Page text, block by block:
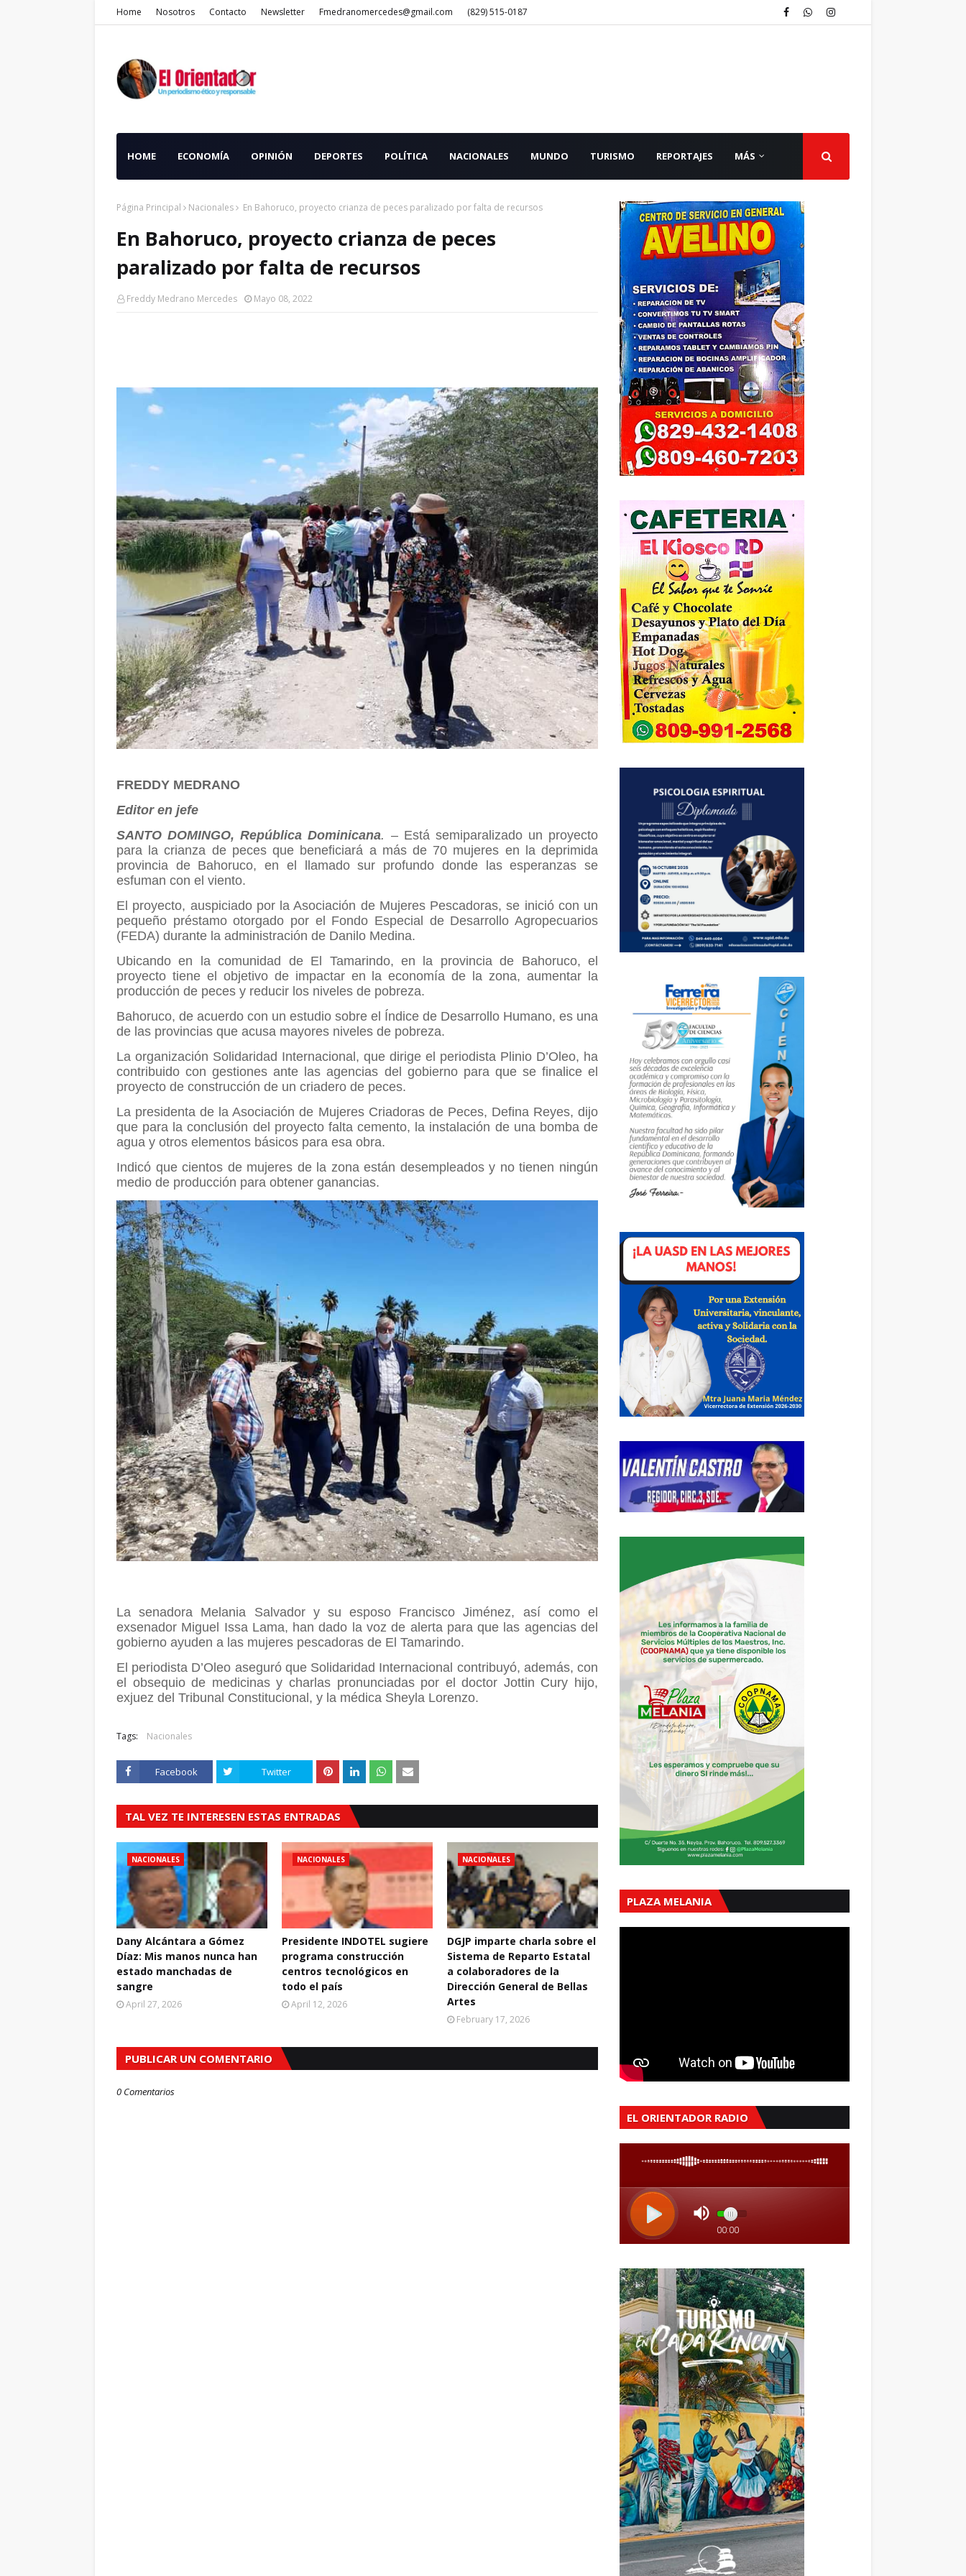
Home Nosotros Contacto Newsletter Fmedranomercedes@gmail.com (829) 515-0187
HOME ECONOMÍA OPINIÓN DEPORTES POLÍTICA NACIONALES MUNDO TURISMO REPORTAJES MÁS
Página Principal Nacionales En Bahoruco, proyecto crianza de peces paralizado por falta de recursos
En Bahoruco, proyecto crianza de peces
paralizado por falta de recursos
Freddy Medrano Mercedes Mayo 08, 2022
FREDDY MEDRANO
Editor en jefe
SANTO DOMINGO, República Dominicana. – Está semiparalizado un proyecto
para la crianza de peces que beneficiará a más de 70 mujeres en la deprimida
provincia de Bahoruco, en el llamado sur profundo donde las esperanzas se
esfuman con el viento.
El proyecto, auspiciado por la Asociación de Mujeres Pescadoras, se inició con un
pequeño préstamo otorgado por el Fondo Especial de Desarrollo Agropecuarios
(FEDA) durante la administración de Danilo Medina.
Ubicando en la comunidad de El Tamarindo, en la provincia de Bahoruco, el
proyecto tiene el objetivo de impactar en la economía de la zona, aumentar la
producción de peces y reducir los niveles de pobreza.
Bahoruco, de acuerdo con un estudio sobre el Índice de Desarrollo Humano, es una
de las provincias que acusa mayores niveles de pobreza.
La organización Solidaridad Internacional, que dirige el periodista Plinio D’Oleo, ha
contribuido con gestiones ante las agencias del gobierno para que se finalice el
proyecto de construcción de un criadero de peces.
La presidenta de la Asociación de Mujeres Criadoras de Peces, Defina Reyes, dijo
que para la conclusión del proyecto falta cemento, la instalación de una bomba de
agua y otros elementos básicos para esa obra.
Indicó que cientos de mujeres de la zona están desempleados y no tienen ningún
medio de producción para obtener ganancias.
La senadora Melania Salvador y su esposo Francisco Jiménez, así como el
exsenador Miguel Issa Lama, han dado la voz de alerta para que las agencias del
gobierno ayuden a las mujeres pescadoras de El Tamarindo.
El periodista D’Oleo aseguró que Solidaridad Internacional contribuyó, además, con
el obsequio de medicinas y charlas pronunciadas por el doctor Jottin Cury hijo,
exjuez del Tribunal Constitucional, y la médica Sheyla Lorenzo.
Tags: Nacionales
Facebook Twitter
TAL VEZ TE INTERESEN ESTAS ENTRADAS
NACIONALES
Dany Alcántara a Gómez
Díaz: Mis manos nunca han
estado manchadas de
sangre
April 27, 2026
NACIONALES
Presidente INDOTEL sugiere
programa construcción
centros tecnológicos en
todo el país
April 12, 2026
NACIONALES
DGJP imparte charla sobre el
Sistema de Reparto Estatal
a colaboradores de la
Dirección General de Bellas
Artes
February 17, 2026
PUBLICAR UN COMENTARIO
0 Comentarios
PLAZA MELANIA
EL ORIENTADOR RADIO